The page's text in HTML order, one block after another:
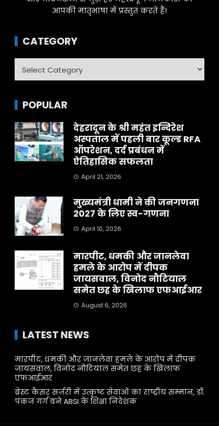
आपकी मातृभाषा में प्रस्तुत करते हैं।
CATEGORY
POPULAR
देहरादून के श्री महंत इन्दिरेश
अस्पताल में पहली बार कूल्ड RFA
ऑपरेशन, दर्द प्रबंधन में
ऐतिहासिक सफलता
April 21, 2026
मुख्यमंत्री धामी ने की जनगणना
2027 के लिए स्व-गणना
April 10, 2026
मारपीट, धमकी और जानलेवा
हमले के आरोप में दीपक
जायसवाल, विनोद नौटियाल
समेत छह के खिलाफ एफआईआर
August 6, 2026
LATEST NEWS
मारपीट, धमकी और जानलेवा हमले के आरोप में दीपक
जायसवाल, विनोद नौटियाल समेत छह के खिलाफ
एफआईआर
ब्रेस्ट कैंसर सर्जरी में उत्कृष्ट सेवाओं का राष्ट्रीय सम्मान, डॉ.
पंकज गर्ग बने ABSI के शिक्षा निदेशक